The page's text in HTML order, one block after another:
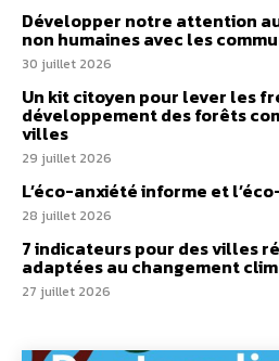
Développer notre attention
non humaines avec les
30 juillet 2026
Un kit citoyen pour lever les
développement des forêts
villes
29 juillet 2026
L’éco-anxiété informe et
28 juillet 2026
7 indicateurs pour des villes
adaptées au changement
27 juillet 2026